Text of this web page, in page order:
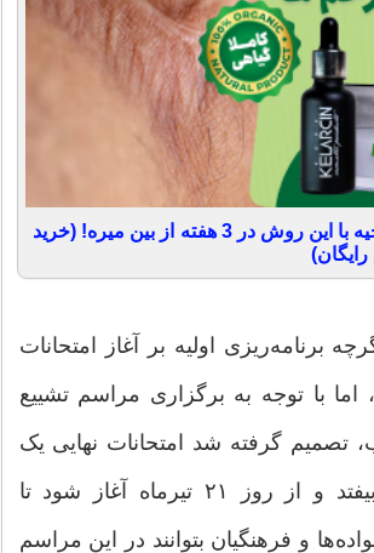
جای هر زخم و بخیه با این روش در 3 هفته از بین میره! (خرید
برنامه‌ریزی اولیه بر آغاز امتحانات
بود، اما با توجه به برگزاری مراسم تشییع
تصمیم گرفته شد امتحانات نهایی یک
هفته به تعویق بیفتد و از روز ۲۱ تیرماه آغاز شود تا
و فرهنگیان بتوانند در این مراسم